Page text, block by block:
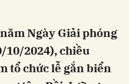
Ngày Giải phóng
10/2024), chiều
tổ chức lễ gắn biển
Hủy